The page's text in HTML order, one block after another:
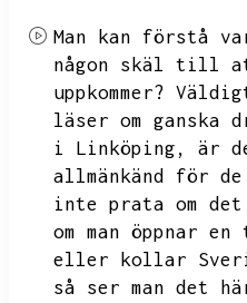
Man kan förstå
någon skäl till
uppkommer?
läser om ganska
i Linköping,
är
allmänkänd för
inte prata om
om man öppnar
eller kollar
så ser man det